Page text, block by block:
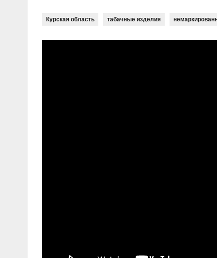
Курская область табачные изделия